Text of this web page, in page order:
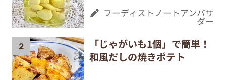
フーディストノートアンバサ
ダー
「じゃがいも1個」で簡単！
和風だしの焼きポテト